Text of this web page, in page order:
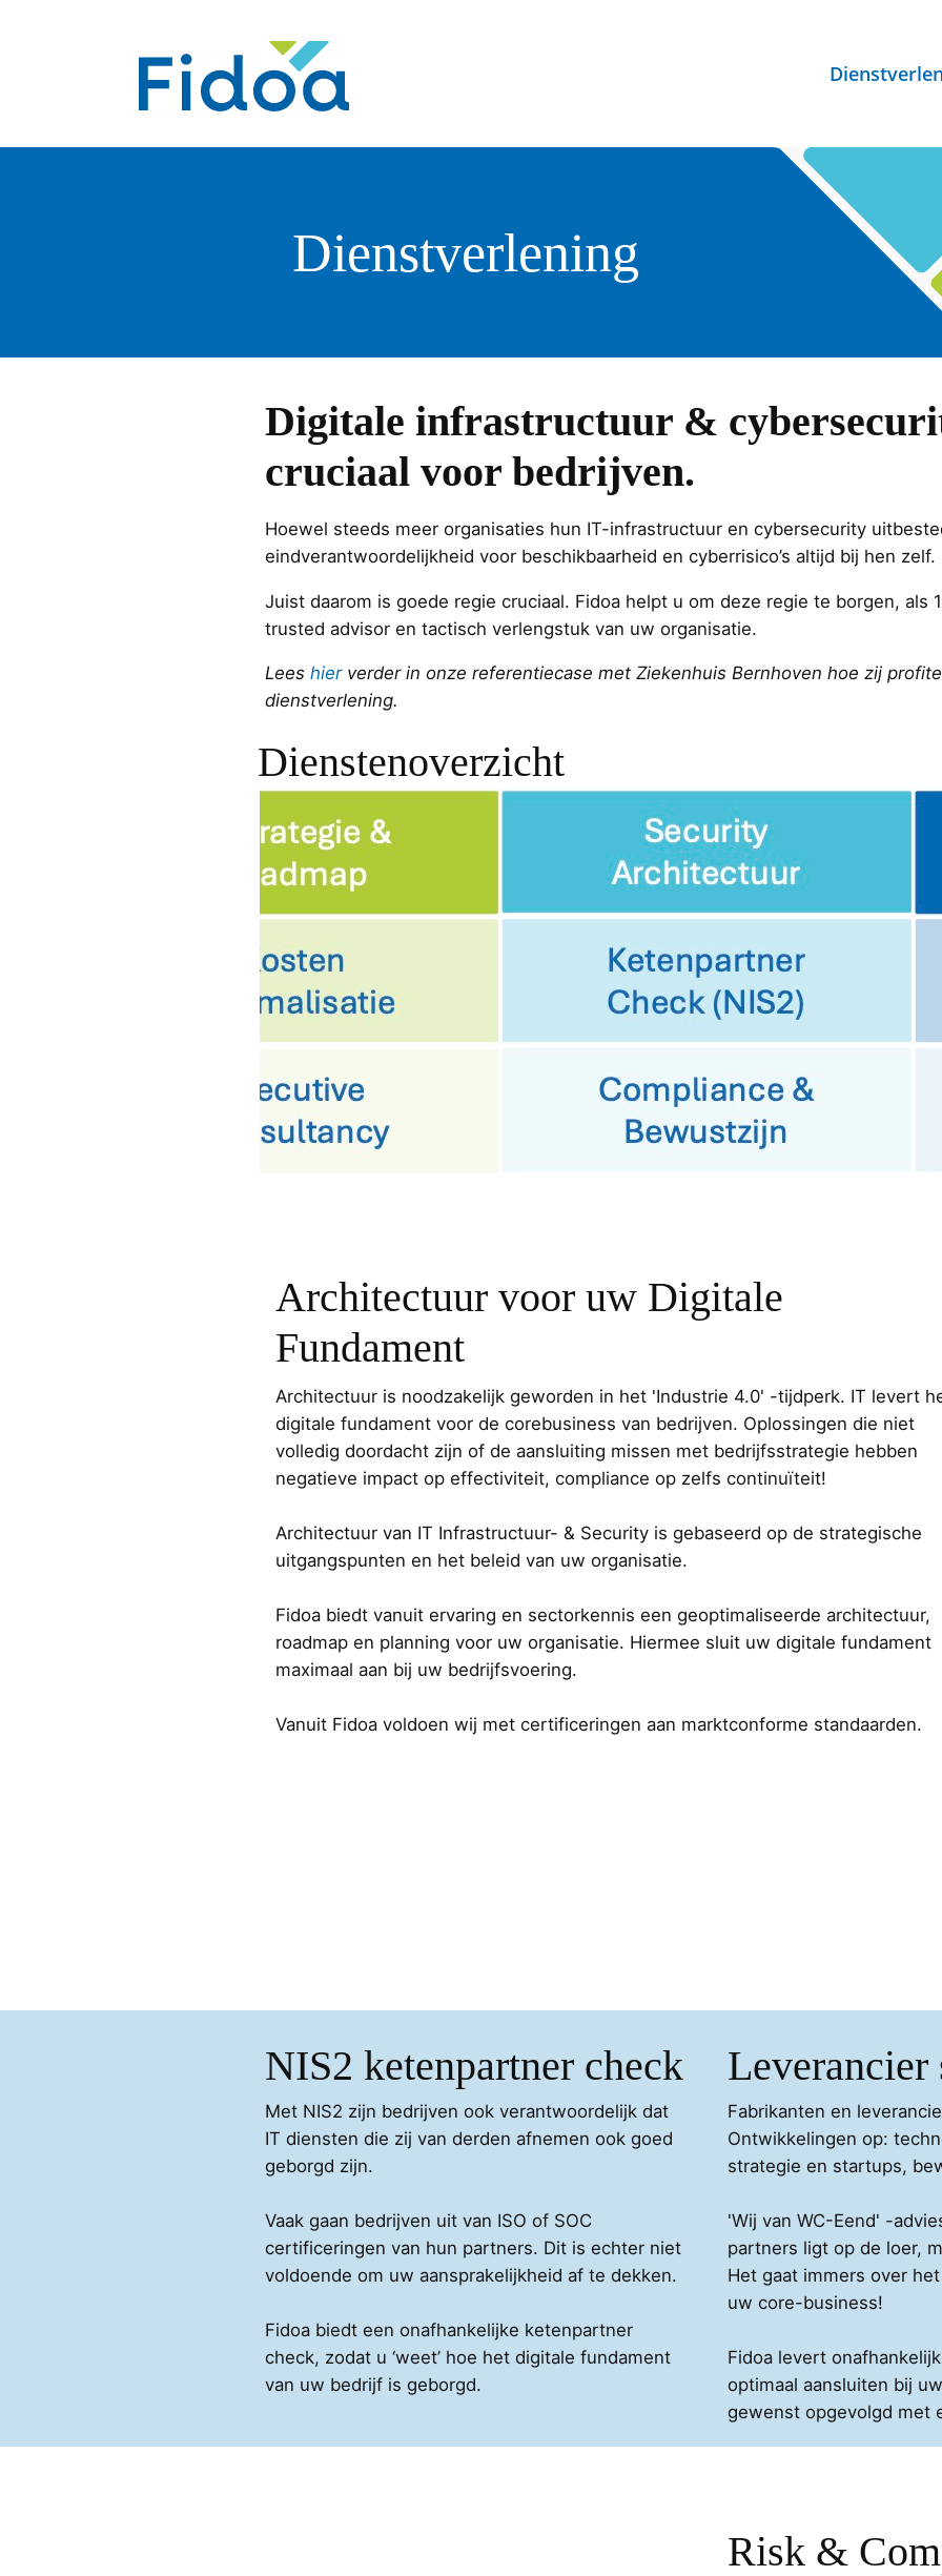
Dienstverlening
Digitale infrastructuur &
cruciaal voor bedrijven.
Hoewel steeds meer organisaties hun IT-infrastructuur en cybersecurity
eindverantwoordelijkheid voor beschikbaarheid en cyberrisico’s altijd bij hen zelf.
Juist daarom is goede regie cruciaal. Fidoa helpt u om deze regie te borgen, als
trusted advisor en tactisch verlengstuk van uw organisatie.
Lees hierverder in onze referentiecase met Ziekenhuis Bernhoven hoe zij
dienstverlening.
Dienstenoverzicht
Architectuur voor uw Digitale
Fundament
Architectuur is noodzakelijk geworden in het 'Industrie 4.0' -tijdperk. IT levert
digitale fundament voor de corebusiness van bedrijven. Oplossingen die niet
volledig doordacht zijn of de aansluiting missen met bedrijfsstrategie hebben
negatieve impact op effectiviteit, compliance op zelfs continuïteit!
Architectuur van IT Infrastructuur- & Security is gebaseerd op de strategische
uitgangspunten en het beleid van uw organisatie.
Fidoa biedt vanuit ervaring en sectorkennis een geoptimaliseerde architectuur,
roadmap en planning voor uw organisatie. Hiermee sluit uw digitale fundament
maximaal aan bij uw bedrijfsvoering.
Vanuit Fidoa voldoen wij met certificeringen aan marktconforme standaarden.
NIS2 ketenpartner check
Met NIS2 zijn bedrijven ook verantwoordelijk dat
IT diensten die zij van derden afnemen ook goed
geborgd zijn.
Vaak gaan bedrijven uit van ISO of SOC
certificeringen van hun partners. Dit is echter niet
voldoende om uw aansprakelijkheid af te dekken.
Fidoa biedt een onafhankelijke ketenpartner
check, zodat u ‘weet’ hoe het digitale fundament
van uw bedrijf is geborgd.
Leverancier
Fabrikanten en
Ontwikkelingen op:
strategie en startups,
'Wij van WC-Eend' -
partners ligt op de loer,
Het gaat immers over
uw core-business!
Fidoa levert
optimaal aansluiten bij
gewenst opgevolgd met
Risk &